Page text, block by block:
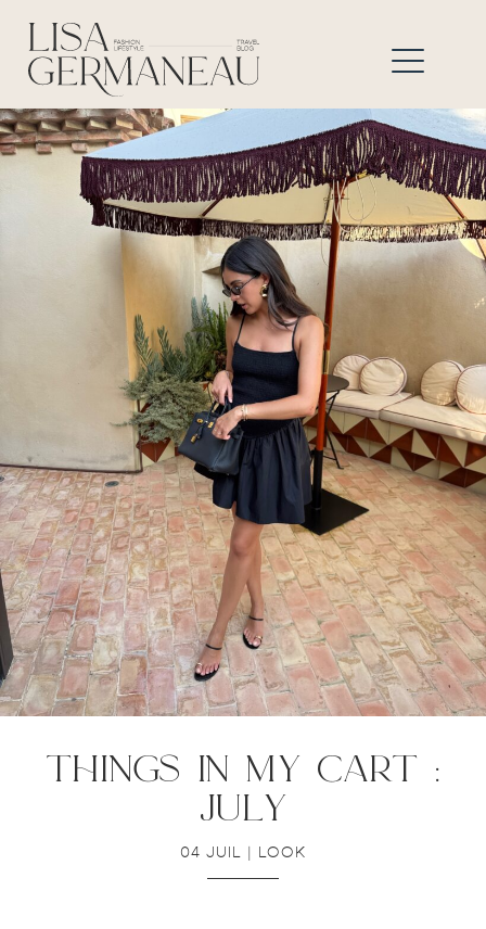
things in my cart :
july
04 JUIL | LOOK